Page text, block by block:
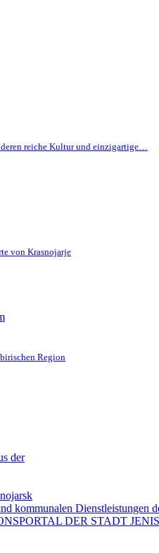
reiche Kultur und einzigartige…
von Krasnojarje
Region
der
kommunalen Dienstleistungen
DER STADT